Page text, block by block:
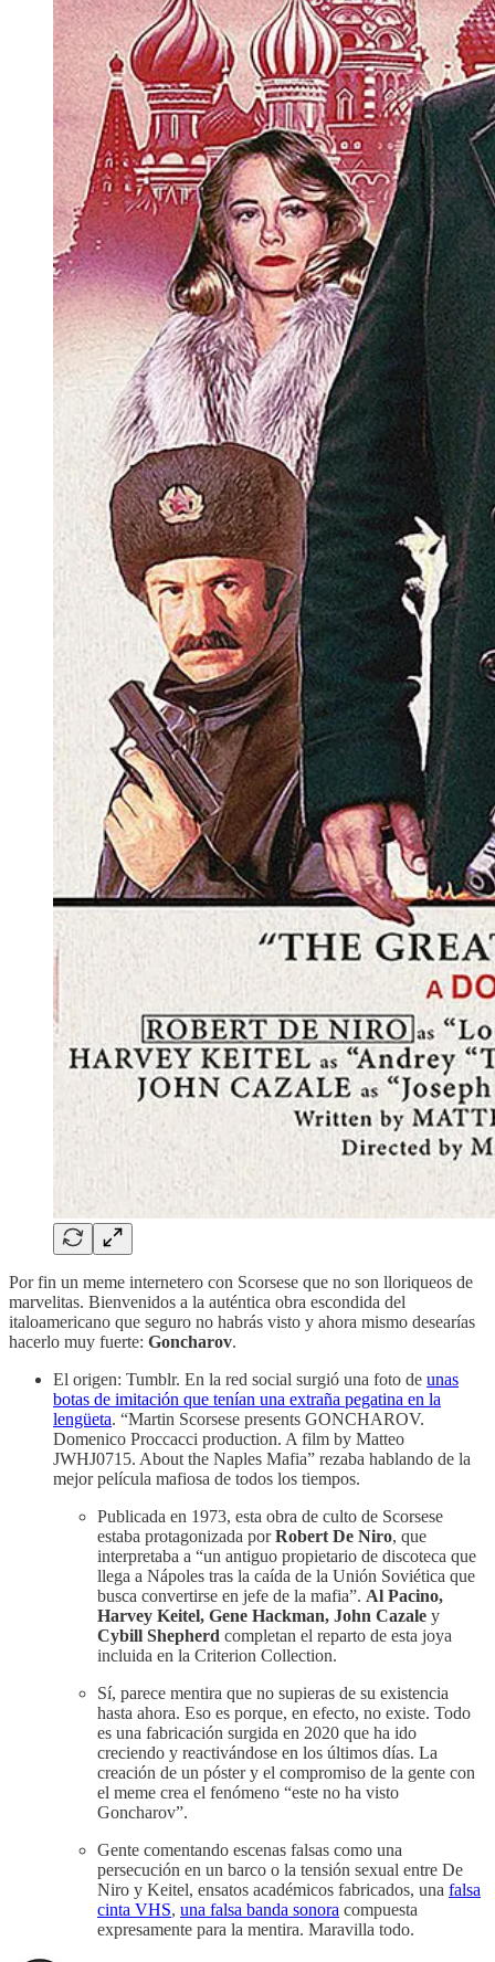
Por fin un meme internetero con Scorsese que no son lloriqueos de
marvelitas. Bienvenidos a la auténtica obra escondida del
italoamericano que seguro no habrás visto y ahora mismo desearías
hacerlo muy fuerte: Goncharov.
El origen: Tumblr. En la red social surgió una foto de unas
botas de imitación que tenían una extraña pegatina en la
lengüeta. “Martin Scorsese presents GONCHAROV.
Domenico Proccacci production. A film by Matteo
JWHJ0715. About the Naples Mafia” rezaba hablando de la
mejor película mafiosa de todos los tiempos.
Publicada en 1973, esta obra de culto de Scorsese
estaba protagonizada porRobert De Niro, que
interpretaba a “un antiguo propietario de discoteca que
llega a Nápoles tras la caída de la Unión Soviética que
busca convertirse en jefe de la mafia”. Al Pacino,
Harvey Keitel, Gene Hackman, John Cazale y
Cybill Shepherd completan el reparto de esta joya
incluida en la Criterion Collection.
Sí, parece mentira que no supieras de su existencia
hasta ahora. Eso es porque, en efecto, no existe. Todo
es una fabricación surgida en 2020 que ha ido
creciendo y reactivándose en los últimos días. La
creación de un póster y el compromiso de la gente con
el meme crea el fenómeno “este no ha visto
Goncharov”.
Gente comentando escenas falsas como una
persecución en un barco o la tensión sexual entre De
Niro y Keitel, ensatos académicos fabricados, una falsa
cinta VHS, una falsa banda sonora compuesta
expresamente para la mentira. Maravilla todo.